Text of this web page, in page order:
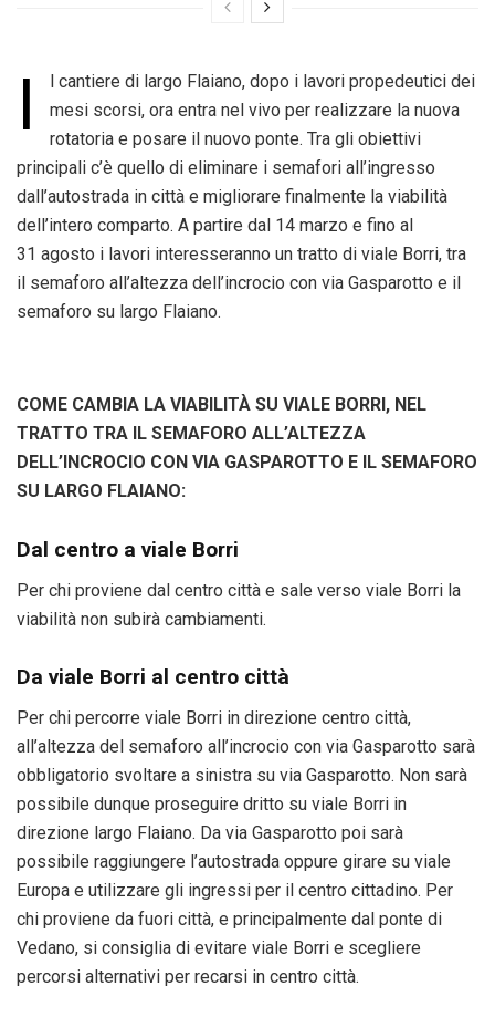
I
l cantiere di largo Flaiano, dopo i lavori propedeutici dei
mesi scorsi, ora entra nel vivo per realizzare la nuova
rotatoria e posare il nuovo ponte. Tra gli obiettivi
principali c’è quello di eliminare i semafori all’ingresso
dall’autostrada in città e migliorare finalmente la viabilità
dell’intero comparto. A partire dal 14 marzo e fino al
31 agosto i lavori interesseranno un tratto di viale Borri, tra
il semaforo all’altezza dell’incrocio con via Gasparotto e il
semaforo su largo Flaiano.
COME CAMBIA LA VIABILITÀ SU VIALE BORRI, NEL
TRATTO TRA IL SEMAFORO ALL’ALTEZZA
DELL’INCROCIO CON VIA GASPAROTTO E IL SEMAFORO
SU LARGO FLAIANO:
Dal centro a viale Borri
Per chi proviene dal centro città e sale verso viale Borri la
viabilità non subirà cambiamenti.
Da viale Borri al centro città
Per chi percorre viale Borri in direzione centro città,
all’altezza del semaforo all’incrocio con via Gasparotto sarà
obbligatorio svoltare a sinistra su via Gasparotto. Non sarà
possibile dunque proseguire dritto su viale Borri in
direzione largo Flaiano. Da via Gasparotto poi sarà
possibile raggiungere l’autostrada oppure girare su viale
Europa e utilizzare gli ingressi per il centro cittadino. Per
chi proviene da fuori città, e principalmente dal ponte di
Vedano, si consiglia di evitare viale Borri e scegliere
percorsi alternativi per recarsi in centro città.